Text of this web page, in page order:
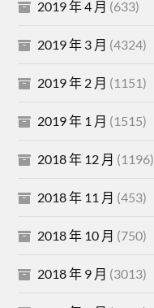
2019 年 4 月 (633)
2019 年 3 月 (4324)
2019 年 2 月 (1151)
2019 年 1 月 (1515)
2018 年 12 月 (1196)
2018 年 11 月 (453)
2018 年 10 月 (750)
2018 年 9 月 (3013)